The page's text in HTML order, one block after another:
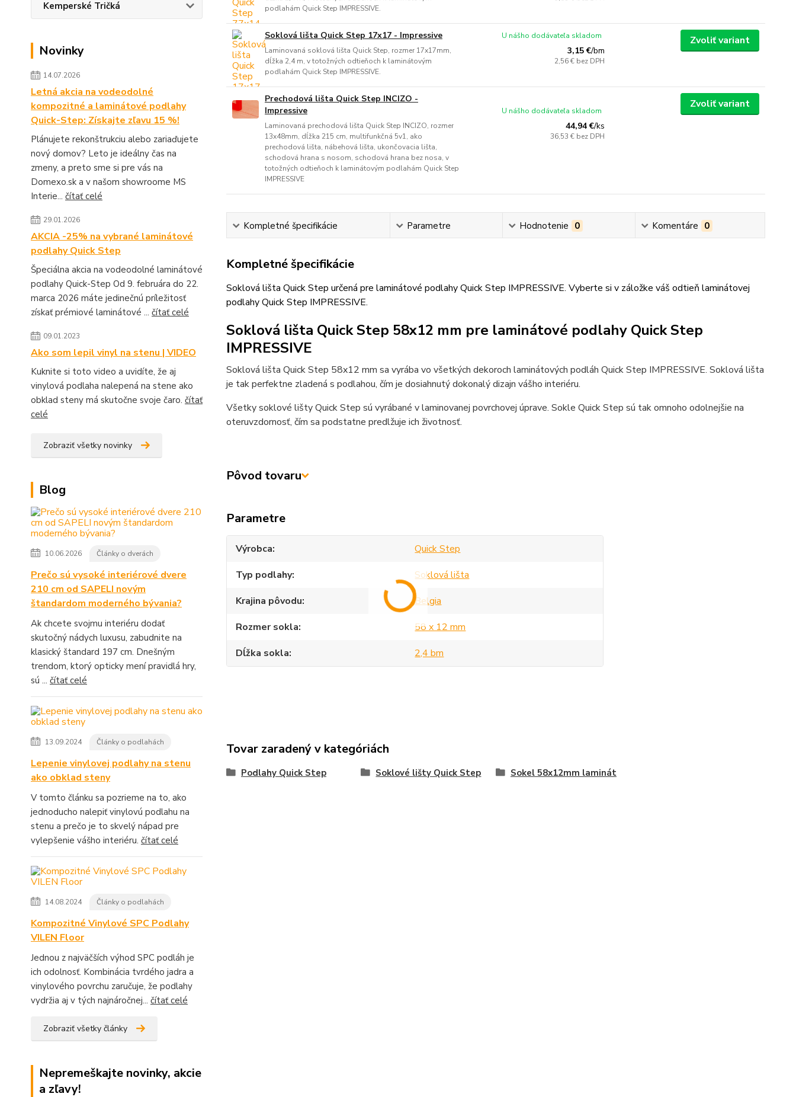
Kemperské Tričká
Novinky
14.07.2026
Letná akcia na vodeodolné
kompozitné a laminátové podlahy
Quick-Step: Získajte zľavu 15 %!
Plánujete rekonštrukciu alebo zariaďujete
nový domov? Leto je ideálny čas na
zmeny, a preto sme si pre vás na
Domexo.sk a v našom showroome MS
Interie... čítať celé
29.01.2026
AKCIA -25% na vybrané laminátové
podlahy Quick Step
Špeciálna akcia na vodeodolné laminátové
podlahy Quick-Step Od 9. februára do 22.
marca 2026 máte jedinečnú príležitosť
získať prémiové laminátové ... čítať celé
09.01.2023
Ako som lepil vinyl na stenu | VIDEO
Kuknite si toto video a uvidíte, že aj
vinylová podlaha nalepená na stene ako
obklad steny má skutočne svoje čaro. čítať
celé
Zobraziť všetky novinky
Blog
10.06.2026 Články o dverách
Prečo sú vysoké interiérové dvere
210 cm od SAPELI novým
štandardom moderného bývania?
Ak chcete svojmu interiéru dodať
skutočný nádych luxusu, zabudnite na
klasický štandard 197 cm. Dnešným
trendom, ktorý opticky mení pravidlá hry,
sú ... čítať celé
13.09.2024 Články o podlahách
Lepenie vinylovej podlahy na stenu
ako obklad steny
V tomto článku sa pozrieme na to, ako
jednoducho nalepiť vinylovú podlahu na
stenu a prečo je to skvelý nápad pre
vylepšenie vášho interiéru. čítať celé
14.08.2024 Články o podlahách
Kompozitné Vinylové SPC Podlahy
VILEN Floor
Jednou z najväčších výhod SPC podláh je
ich odolnosť. Kombinácia tvrdého jadra a
vinylového povrchu zaručuje, že podlahy
vydržia aj v tých najnáročnej... čítať celé
Zobraziť všetky články
Nepremeškajte novinky, akcie
a zľavy!
podlahám Quick Step IMPRESSIVE.
Soklová lišta Quick Step 17x17 - Impressive
Laminovaná soklová lišta Quick Step, rozmer 17x17mm,
dĺžka 2,4 m, v totožných odtieňoch k laminátovým
podlahám Quick Step IMPRESSIVE.
3,15 €/bm
2,56 € bez DPH
U nášho dodávateľa skladom Zvoliť variant
Prechodová lišta Quick Step INCIZO -
Impressive
Laminovaná prechodová lišta Quick Step INCIZO, rozmer
13x48mm, dĺžka 215 cm, multifunkčná 5v1, ako
prechodová lišta, nábehová lišta, ukončovacia lišta,
schodová hrana s nosom, schodová hrana bez nosa, v
totožných odtieňoch k laminátovým podlahám Quick Step
IMPRESSIVE
44,94 €/ks
36,53 € bez DPH
U nášho dodávateľa skladom
Zvoliť variant
Kompletné špecifikácie Parametre Hodnotenie 0 Komentáre 0
Kompletné špecifikácie
Soklová lišta Quick Step určená pre laminátové podlahy Quick Step IMPRESSIVE. Vyberte si v záložke váš odtieň laminátovej
podlahy Quick Step IMPRESSIVE.
Soklová lišta Quick Step 58x12 mm pre laminátové podlahy Quick Step
IMPRESSIVE
Soklová lišta Quick Step 58x12 mm sa vyrába vo všetkých dekoroch laminátových podláh Quick Step IMPRESSIVE. Soklová lišta
je tak perfektne zladená s podlahou, čím je dosiahnutý dokonalý dizajn vášho interiéru.
Všetky soklové lišty Quick Step sú vyrábané v laminovanej povrchovej úprave. Sokle Quick Step sú tak omnoho odolnejšie na
oteruvzdornosť, čím sa podstatne predlžuje ich životnosť.
Pôvod tovaru
Parametre
Výrobca
Quick Step
Typ podlahy
Soklová lišta
Krajina pôvodu
Belgia
Rozmer sokla
58 x 12 mm
Dĺžka sokla
2,4 bm
Tovar zaradený v kategóriách
Podlahy Quick Step Soklové lišty Quick Step Sokel 58x12mm laminát